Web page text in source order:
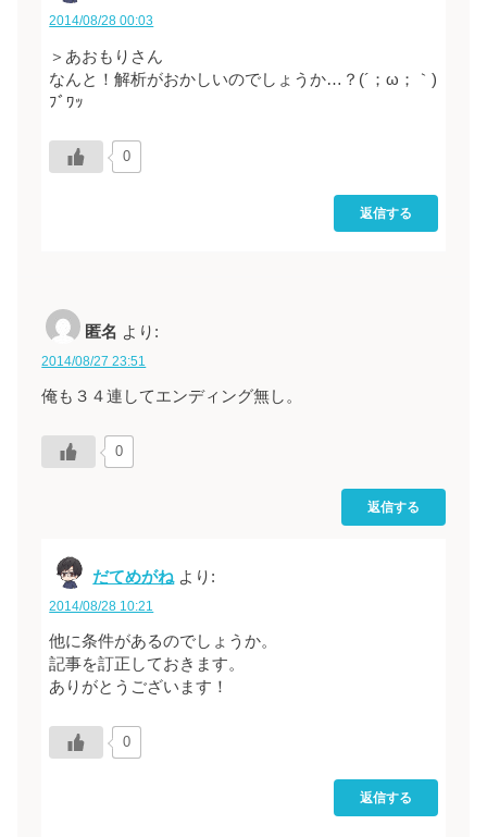
2014/08/28 00:03
＞あおもりさん
なんと！解析がおかしいのでしょうか…？(´；ω；｀)
ﾌﾞﾜｯ
0
返信する
匿名 より:
2014/08/27 23:51
俺も３４連してエンディング無し。
0
返信する
だてめがね より:
2014/08/28 10:21
他に条件があるのでしょうか。
記事を訂正しておきます。
ありがとうございます！
0
返信する